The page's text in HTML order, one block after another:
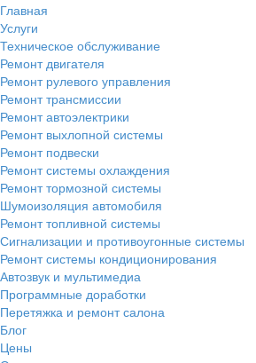
Главная
Услуги
Техническое обслуживание
Ремонт двигателя
Ремонт рулевого управления
Ремонт трансмиссии
Ремонт автоэлектрики
Ремонт выхлопной системы
Ремонт подвески
Ремонт системы охлаждения
Ремонт тормозной системы
Шумоизоляция автомобиля
Ремонт топливной системы
Сигнализации и противоугонные системы
Ремонт системы кондиционирования
Автозвук и мультимедиа
Программные доработки
Перетяжка и ремонт салона
Блог
Цены